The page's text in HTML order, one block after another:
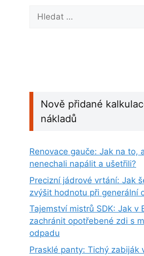
Hledat:
Nově přidané
nákladů
Renovace gauče: Jak na to,
nenechali napálit a ušetřili?
Precizní jádrové vrtání: Jak
zvýšit hodnotu při generální
Tajemství mistrů SDK: Jak v
zachránit opotřebené zdi s
odpadu
Prasklé panty: Tichý zabiják